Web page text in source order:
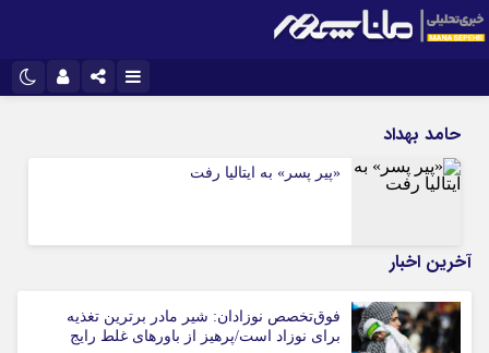
سروش
حامد بهداد
«پیر پسر» به ایتالیا رفت
آخرین اخبار
فوق‌تخصص نوزادان: شیر مادر برترین تغذیه
برای نوزاد است/پرهیز از باورهای غلط رایج